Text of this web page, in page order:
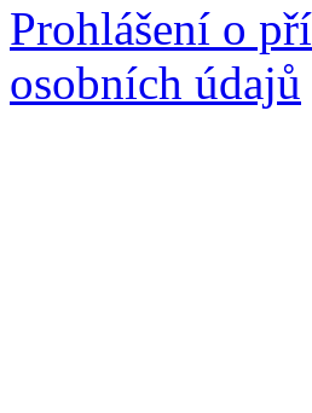
Prohlášení o
osobních údajů